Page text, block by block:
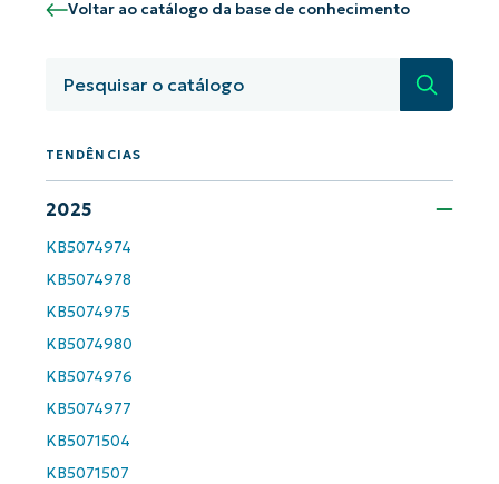
Voltar ao catálogo da base de conhecimento
TENDÊNCIAS
2025
KB5074974
KB5074978
KB5074975
KB5074980
KB5074976
KB5074977
KB5071504
KB5071507
Comece a usar as análises de KB
orientadas por IA do NinjaOne!
First
and
name*
Business
Phone